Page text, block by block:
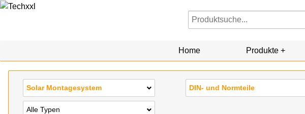
Home Produkte
Solar Montagesystem DIN- und Normteile
Alle Typen